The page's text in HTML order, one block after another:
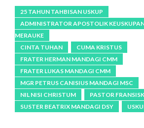
25 TAHUN TAHBISAN USKUP
ADMINISTRATOR APOSTOLIK
MERAUKE
CINTA TUHAN
CUMA KRISTUS
FRATER HERMAN MANDAGI CMM
FRATER LUKAS MANDAGI CMM
MGR PETRUS CANISIUS MANDAGI MSC
NIL NISI CHRISTUM
PASTOR
SUSTER BEATRIX MANDAGI DSY